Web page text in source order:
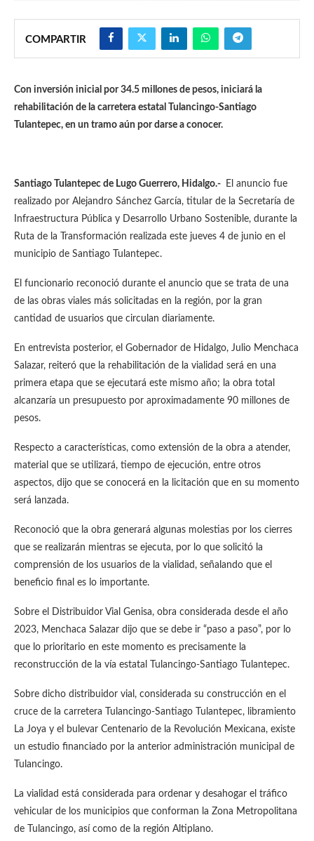
COMPARTIR
Con inversión inicial por 34.5 millones de pesos, iniciará la
rehabilitación de la carretera estatal Tulancingo-Santiago
Tulantepec, en un tramo aún por darse a conocer.
Santiago Tulantepec de Lugo Guerrero, Hidalgo.-
El anuncio fue
realizado por Alejandro Sánchez García, titular de la Secretaría de
Infraestructura Pública y Desarrollo Urbano Sostenible, durante la
Ruta de la Transformación realizada este jueves 4 de junio en el
municipio de Santiago Tulantepec.
El funcionario reconoció durante el anuncio que se trata de una
de las obras viales más solicitadas en la región, por la gran
cantidad de usuarios que circulan diariamente.
En entrevista posterior, el Gobernador de Hidalgo, Julio Menchaca
Salazar, reiteró que la rehabilitación de la vialidad será en una
primera etapa que se ejecutará este mismo año; la obra total
alcanzaría un presupuesto por aproximadamente 90 millones de
pesos.
Respecto a características, como extensión de la obra a atender,
material que se utilizará, tiempo de ejecución, entre otros
aspectos, dijo que se conocerá en la licitación que en su momento
será lanzada.
Reconoció que la obra generará algunas molestias por los cierres
que se realizarán mientras se ejecuta, por lo que solicitó la
comprensión de los usuarios de la vialidad, señalando que el
beneficio final es lo importante.
Sobre el Distribuidor Vial Genisa, obra considerada desde el año
2023, Menchaca Salazar dijo que se debe ir “paso a paso”, por lo
que lo prioritario en este momento es precisamente la
reconstrucción de la vía estatal Tulancingo-Santiago Tulantepec.
Sobre dicho distribuidor vial, considerada su construcción en el
cruce de la carretera Tulancingo-Santiago Tulantepec, libramiento
La Joya y el bulevar Centenario de la Revolución Mexicana, existe
un estudio financiado por la anterior administración municipal de
Tulancingo.
La vialidad está considerada para ordenar y desahogar el tráfico
vehicular de los municipios que conforman la Zona Metropolitana
de Tulancingo, así como de la región Altiplano.